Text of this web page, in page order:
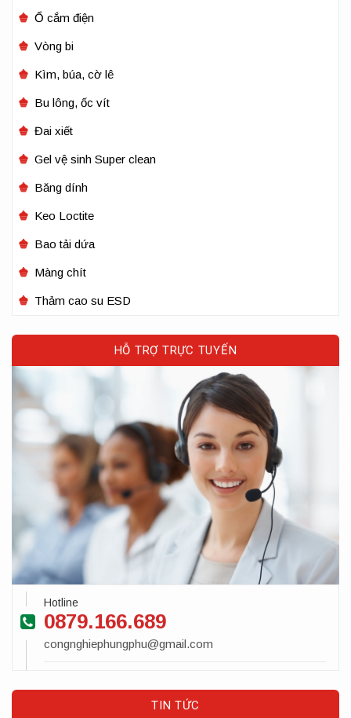
Ổ cắm điện
Vòng bi
Kìm, búa, cờ lê
Bu lông, ốc vít
Đai xiết
Gel vệ sinh Super clean
Băng dính
Keo Loctite
Bao tải dứa
Màng chít
Thảm cao su ESD
HỖ TRỢ TRỰC TUYẾN
Hotline
0879.166.689
congnghiephungphu@gmail.com
TIN TỨC